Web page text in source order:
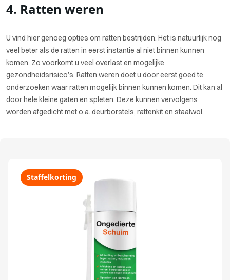
4. Ratten weren
U vind hier genoeg opties om ratten bestrijden. Het is natuurlijk nog
veel beter als de ratten in eerst instantie al niet binnen kunnen
komen. Zo voorkomt u veel overlast en mogelijke
gezondheidsrisico’s. Ratten weren doet u door eerst goed te
onderzoeken waar ratten mogelijk binnen kunnen komen. Dit kan al
door hele kleine gaten en spleten. Deze kunnen vervolgens
worden afgedicht met o.a. deurborstels, rattenkit en staalwol.
Staffelkorting